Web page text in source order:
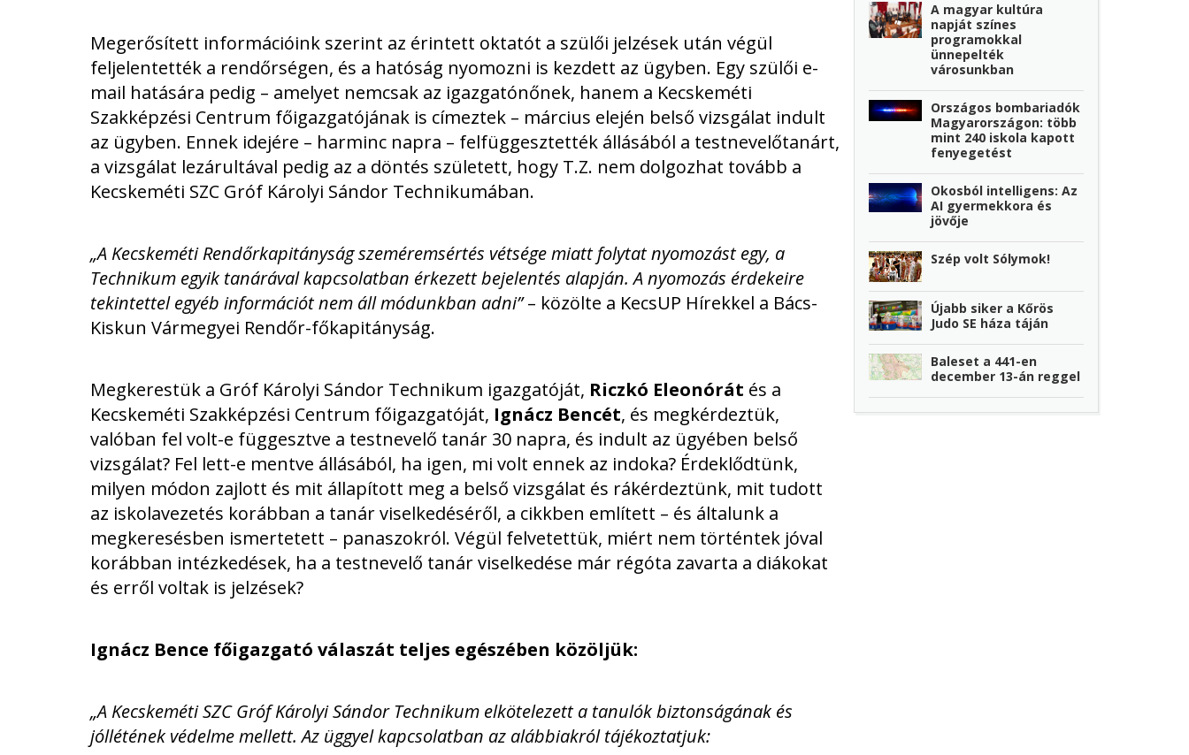
Megerősített információink szerint az érintett oktatót a szülői jelzések után végül
feljelentették a rendőrségen, és a hatóság nyomozni is kezdett az ügyben. Egy szülői e-
mail hatására pedig – amelyet nemcsak az igazgatónőnek, hanem a Kecskeméti
Szakképzési Centrum főigazgatójának is címeztek – március elején belső vizsgálat indult
az ügyben. Ennek idejére – harminc napra – felfüggesztették állásából a testnevelőtanárt,
a vizsgálat lezárultával pedig az a döntés született, hogy T.Z. nem dolgozhat tovább a
Kecskeméti SZC Gróf Károlyi Sándor Technikumában.
„A Kecskeméti Rendőrkapitányság szeméremsértés vétsége miatt folytat nyomozást egy, a
Technikum egyik tanárával kapcsolatban érkezett bejelentés alapján. A nyomozás érdekeire
tekintettel egyéb információt nem áll módunkban adni”– közölte a KecsUP Hírekkel a Bács-
Kiskun Vármegyei Rendőr-főkapitányság.
Megkerestük a Gróf Károlyi Sándor Technikum igazgatóját, Riczkó Eleonórát és a
Kecskeméti Szakképzési Centrum főigazgatóját, Ignácz Bencét, és megkérdeztük,
valóban fel volt-e függesztve a testnevelő tanár 30 napra, és indult az ügyében belső
vizsgálat? Fel lett-e mentve állásából, ha igen, mi volt ennek az indoka? Érdeklődtünk,
milyen módon zajlott és mit állapított meg a belső vizsgálat és rákérdeztünk, mit tudott
az iskolavezetés korábban a tanár viselkedéséről, a cikkben említett – és általunk a
megkeresésben ismertetett – panaszokról. Végül felvetettük, miért nem történtek jóval
korábban intézkedések, ha a testnevelő tanár viselkedése már régóta zavarta a diákokat
és erről voltak is jelzések?
Ignácz Bence főigazgató válaszát teljes egészében közöljük:
„A Kecskeméti SZC Gróf Károlyi Sándor Technikum elkötelezett a tanulók biztonságának és
jóllétének védelme mellett. Az üggyel kapcsolatban az alábbiakról tájékoztatjuk:
A magyar kultúra
napját színes
programokkal
ünnepelték
városunkban
Országos bombariadók
Magyarországon: több
mint 240 iskola kapott
fenyegetést
Okosból intelligens: Az
AI gyermekkora és
jövője
Szép volt Sólymok!
Újabb siker a Kőrös
Judo SE háza táján
Baleset a 441-en
december 13-án reggel